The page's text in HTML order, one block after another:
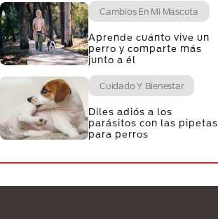
Cambios En Mi Mascota
Aprende cuánto vive un
perro y comparte más
junto a él
Cuidado Y Bienestar
Diles adiós a los
parásitos con las pipetas
para perros